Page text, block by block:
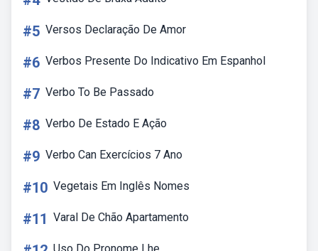
#5 Versos Declaração De Amor
#6 Verbos Presente Do Indicativo Em Espanhol
#7 Verbo To Be Passado
#8 Verbo De Estado E Ação
#9 Verbo Can Exercícios 7 Ano
#10 Vegetais Em Inglês Nomes
#11 Varal De Chão Apartamento